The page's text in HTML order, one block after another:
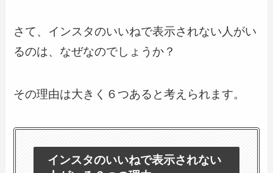
さて、インスタのいいねで表示されない人がい
るのは、なぜなのでしょうか？
その理由は大きく６つあると考えられます。
インスタのいいねで表示されない